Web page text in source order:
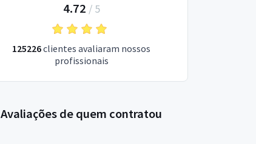
4.72 / 5
125226clientes avaliaram nossos
profissionais
Avaliações de quem contratou